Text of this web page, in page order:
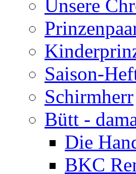
Unsere
Saison-
Schirmherr
Bütt -
Die
BKC